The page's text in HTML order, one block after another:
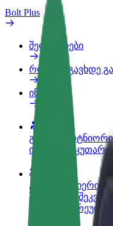
Bolt Plus
შეღავათები
როგორ გავხდე
ინფო
გახდი
იმუშავე
გახდი კურიერი
შეასრულე
ყოველკვირეულად